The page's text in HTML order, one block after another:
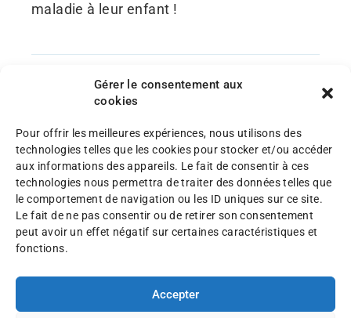
Gérer le consentement aux
cookies
Pour offrir les meilleures expériences, nous utilisons des
technologies telles que les cookies pour stocker et/ou accéder
aux informations des appareils. Le fait de consentir à ces
technologies nous permettra de traiter des données telles que
le comportement de navigation ou les ID uniques sur ce site.
Le fait de ne pas consentir ou de retirer son consentement
peut avoir un effet négatif sur certaines caractéristiques et
fonctions.
Accepter
maladie à leur enfant !
Avancer ensemble,
C’est aussi pouvoir compter sur votre